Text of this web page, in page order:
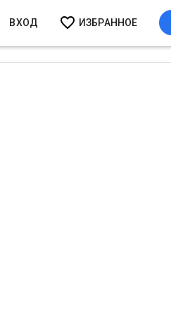
ВХОД ИЗБРАННОЕ